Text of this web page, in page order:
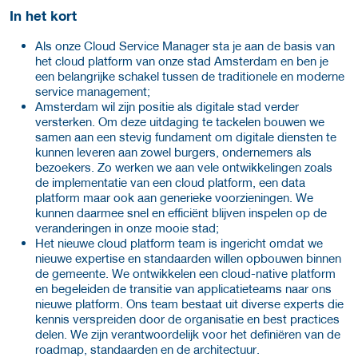
In het kort
Als onze Cloud Service Manager sta je aan de basis van
het cloud platform van onze stad Amsterdam en ben je
een belangrijke schakel tussen de traditionele en moderne
service management;
Amsterdam wil zijn positie als digitale stad verder
versterken. Om deze uitdaging te tackelen bouwen we
samen aan een stevig fundament om digitale diensten te
kunnen leveren aan zowel burgers, ondernemers als
bezoekers. Zo werken we aan vele ontwikkelingen zoals
de implementatie van een cloud platform, een data
platform maar ook aan generieke voorzieningen. We
kunnen daarmee snel en efficiënt blijven inspelen op de
veranderingen in onze mooie stad;
Het nieuwe cloud platform team is ingericht omdat we
nieuwe expertise en standaarden willen opbouwen binnen
de gemeente. We ontwikkelen een cloud-native platform
en begeleiden de transitie van applicatieteams naar ons
nieuwe platform. Ons team bestaat uit diverse experts die
kennis verspreiden door de organisatie en best practices
delen. We zijn verantwoordelijk voor het definiëren van de
roadmap, standaarden en de architectuur.